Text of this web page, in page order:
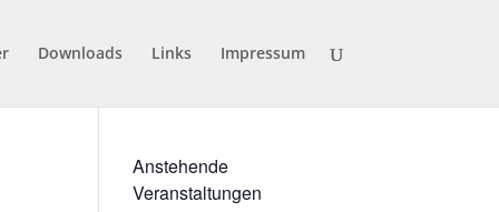
Downloads Links Impressum
Anstehende
Veranstaltungen